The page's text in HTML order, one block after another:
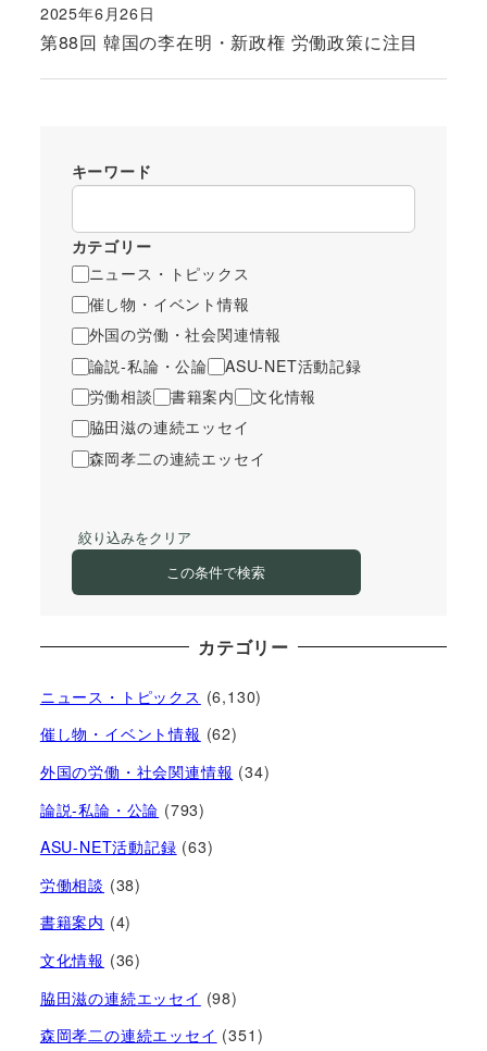
第88回 韓国の李在明・新政権 労働政策に注目
投稿日
2025年6月26日
キーワード
カテゴリー
ニュース・トピックス
催し物・イベント情報
外国の労働・社会関連情報
論説-私論・公論
ASU-NET活動記録
労働相談
書籍案内
文化情報
脇田滋の連続エッセイ
森岡孝二の連続エッセイ
絞り込みをクリア
この条件で検索
カテゴリー
ニュース・トピックス (6,130)
催し物・イベント情報 (62)
外国の労働・社会関連情報 (34)
論説-私論・公論 (793)
ASU-NET活動記録 (63)
労働相談 (38)
書籍案内 (4)
文化情報 (36)
脇田滋の連続エッセイ (98)
森岡孝二の連続エッセイ (351)